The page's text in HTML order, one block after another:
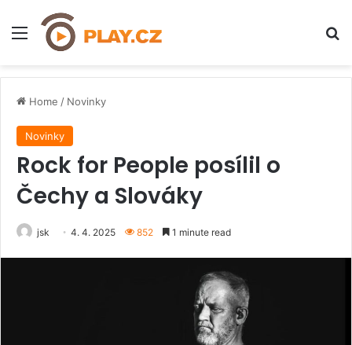
Menu
Home / Novinky
Novinky
Rock for People posílil o
Čechy a Slováky
jsk 4. 4. 2025 852 1 minute read